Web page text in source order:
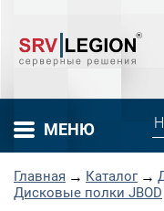
МЕНЮ
Главная → Каталог →
Дисковые полки JBOD